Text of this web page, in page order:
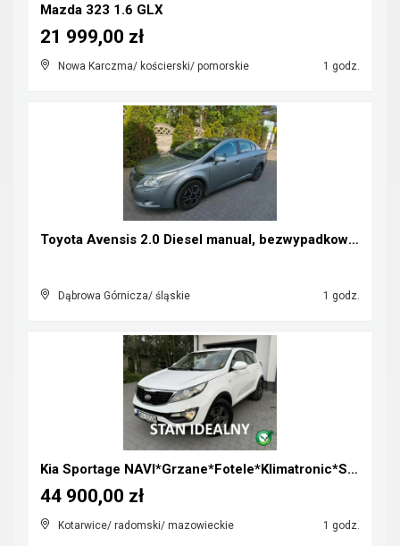
Mazda 323 1.6 GLX
Nowa Karczma/ kościerski/ pomorskie 1 godz.
21 999,00 zł
Toyota Avensis 2.0 Diesel manual, bezwypadkowa, za...
Dąbrowa Górnicza/ śląskie 1 godz.
Kia Sportage NAVI*Grzane*Fotele*Klimatronic*Serwis...
Kotarwice/ radomski/ mazowieckie 1 godz.
44 900,00 zł